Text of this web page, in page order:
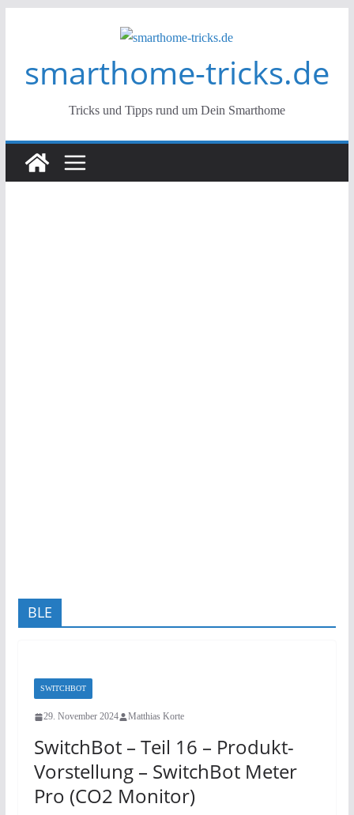
smarthome-tricks.de
Tricks und Tipps rund um Dein Smarthome
BLE
SWITCHBOT
29. November 2024 Matthias Korte
SwitchBot – Teil 16 – Produkt-
Vorstellung – SwitchBot Meter
Pro (CO2 Monitor)